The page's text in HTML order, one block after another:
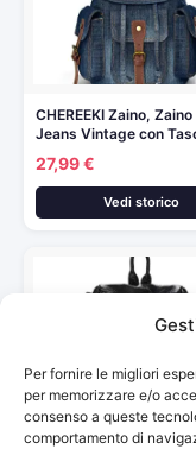
Per fornire le migliori
per memorizzare e/o
consenso a queste
comportamento di
CHEREEKI Zaino,
Jeans Vintage con
27,99 €
Vedi storico